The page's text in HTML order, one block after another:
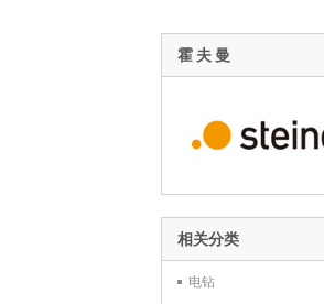
霍 夫 曼
相关分类
电钻